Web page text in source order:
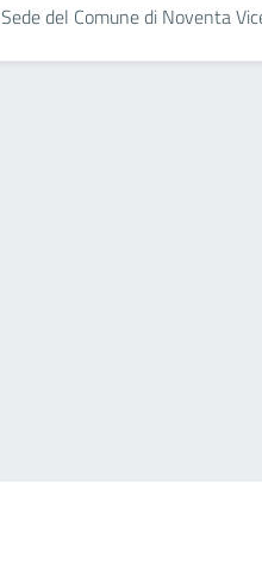
Sede del Comune di Noventa